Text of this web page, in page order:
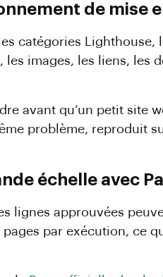
de mise
catégories Lighthouse,
images, les liens, les
avant qu’un petit site
problème, reproduit
échelle avec
lignes approuvées
par exécution, ce